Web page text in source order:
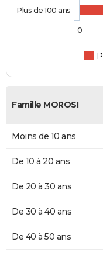
Plus de 100 ans
0
Famille MOROSI
Moins de 10 ans
De 10 à 20 ans
De 20 à 30 ans
De 30 à 40 ans
De 40 à 50 ans